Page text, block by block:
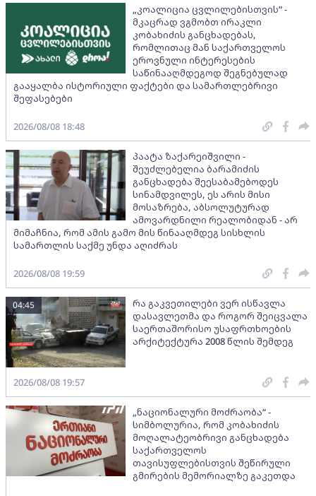
„კოალიცია ცვლილებისთვის“ -
მკაცრად ვგმობთ ირაკლი
კობახიძის განცხადებას,
რომლითაც მან საქართველოს
ეროვნული ინტერესების
საწინააღმდეგოდ შეგნებულად
გააყალბა ისტორიული ფაქტები და სამართლებრივი
შეფასებები
2026/08/08 18:48
პაატა ზაქარეიშვილი -
შეუძლებელია ბარამიძის
განცხადება შეესაბამებოდეს
სინამდვილეს, ეს არის მისი
მოსაზრება, აბსოლუტურად
ამოვარდნილი რეალობიდან - არ
მიმაჩნია, რომ ამის გამო მის წინააღმდეგ სისხლის
სამართლის საქმე უნდა აღიძრას
2026/08/08 19:59
რა გაკვეთილები ვერ ისწავლა
დასავლეთმა და როგორ შეიცვალა
საერთაშორისო უსაფრთხოების
არქიტექტურა 2008 წლის შემდეგ
04:45
2026/08/08 19:57
„ნაციონალური მოძრაობა“ -
სიმბოლურია, რომ კობახიძის
მოღალატეობრივი განცხადება
საქართველოს
თავისუფლებისთვის შეწირული
გმირების მემორიალზე გაკეთდა